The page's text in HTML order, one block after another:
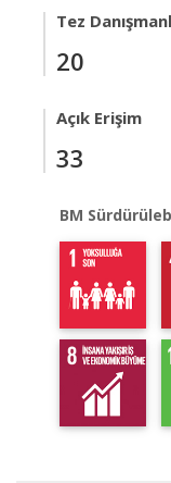
Tez
20
Açık Erişim
33
BM